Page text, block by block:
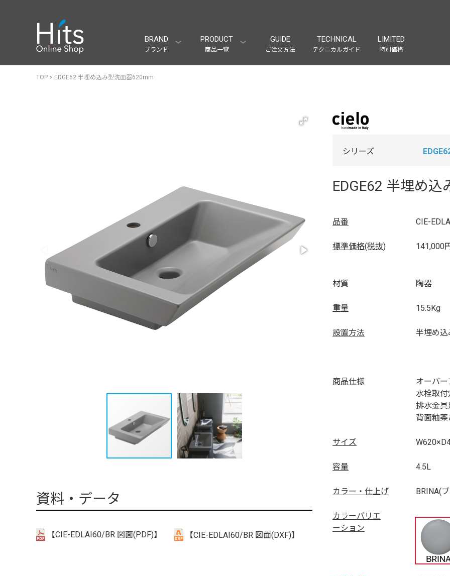
BRAND
ブランド
PRODUCT
商品一覧
GUIDE
ご注文方法
TECHNICAL
テクニカルガイド
LIMITED
特別価格
TOP > EDGE62 半埋め込み型洗面器620mm
EDGE62 半埋め
シリーズ
品番 CIE-
標準価格(税抜) 141,000
材質 陶器
重量 15.5Kg
設置方法 半埋め込
商品仕様
オーバ
水栓取
排水金具
背面釉薬
サイズ
容量 4.5L
カラー・仕上げ BRINA(
カラーバリエ
ーション
資料・データ
【CIE-EDLAI60/BR 図面(PDF)】 【CIE-EDLAI60/BR 図面(DXF)】